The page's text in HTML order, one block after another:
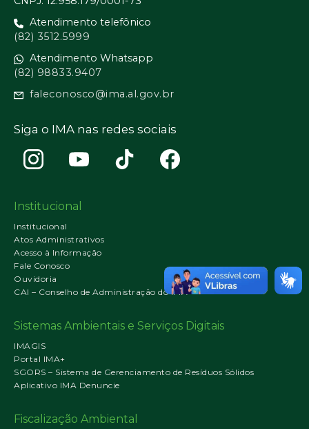
Atendimento telefônico
(82) 3512.5999
Atendimento Whatsapp
(82) 98833.9407
faleconosco@ima.al.gov.br
Siga o IMA nas redes sociais
Institucional
Institucional
Atos Administrativos
Acesso à Informação
Fale Conosco
Ouvidoria
CAI – Conselho de Administração do IMA
Sistemas Ambientais e Serviços Digitais
IMAGIS
Portal IMA+
SGORS – Sistema de Gerenciamento de Resíduos Sólidos
Aplicativo IMA Denuncie
Fiscalização Ambiental